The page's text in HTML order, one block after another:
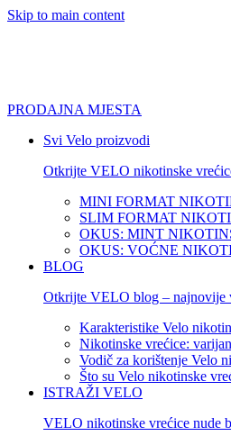
Skip to main content
PRODAJNA MJESTA
Svi Velo proizvodi
Otkrijte VELO nikotinske
MINI FORMAT
SLIM FORMAT
OKUS: MINT
OKUS: VOĆNE
BLOG
Otkrijte VELO blog – najnovije
Karakteristike Velo
Nikotinske vrećice:
Vodič za korištenje Velo
Što su Velo nikotinske
ISTRAŽI VELO
VELO nikotinske vrećice nude